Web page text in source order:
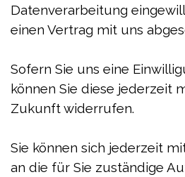
Datenverarbeitung
einen Vertrag mit uns
Sofern Sie uns eine
können Sie diese jederzeit
Zukunft widerrufen.
Sie können sich jederzeit
an die für Sie zuständige